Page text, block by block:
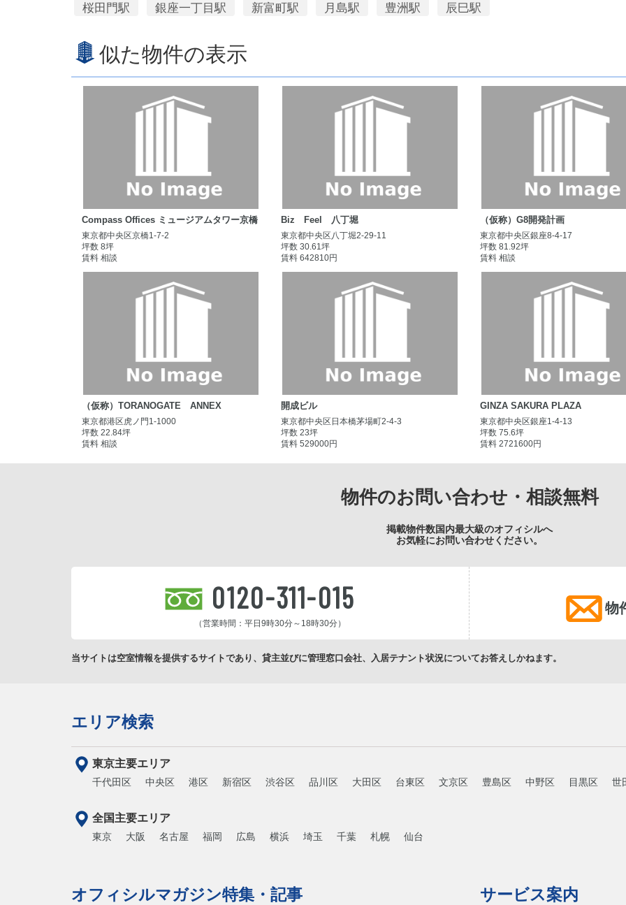
桜田門駅
銀座一丁目駅 新富町駅 月島駅 豊洲駅 辰巳駅
似た物件の表示
Compass Offices ミュージアムタワー京橋
東京都中央区京橋1-7-2
坪数 8坪
賃料 相談
Biz Feel 八丁堀
東京都中央区八丁堀2-29-11
坪数 30.61坪
賃料 642810円
（仮称）G8開発計画
東京都中央区銀座8-4-17
坪数 81.92坪
賃料 相談
（仮称）TORANOGATE ANNEX
東京都港区虎ノ門1-1000
坪数 22.84坪
賃料 相談
開成ビル
東京都中央区日本橋茅場町2-4-3
坪数 23坪
賃料 529000円
GINZA SAKURA PLAZA
東京都中央区銀座1-4-13
坪数 75.6坪
賃料 2721600円
物件のお問い合わせ・相談無料
掲載物件数国内最大級のオフィシルへ
お気軽にお問い合わせください。
0120-311-015
（営業時間：平日9時30分～18時30分）
物
当サイトは空室情報を提供するサイトであり、貸主並びに管理窓口会社、入居テナント状況についてお答えしかねます。
エリア検索
東京主要エリア
千代田区 中央区 港区 新宿区 渋谷区 品川区 大田区 台東区 文京区 豊島区 中野区 目黒区 世
全国主要エリア
東京 大阪 名古屋 福岡 広島 横浜 埼玉 千葉 札幌 仙台
オフィシルマガジン特集・記事 サービス案内